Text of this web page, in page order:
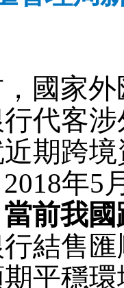
，國家
行代客
期跨
2018年5
當前我
結售
期平穩